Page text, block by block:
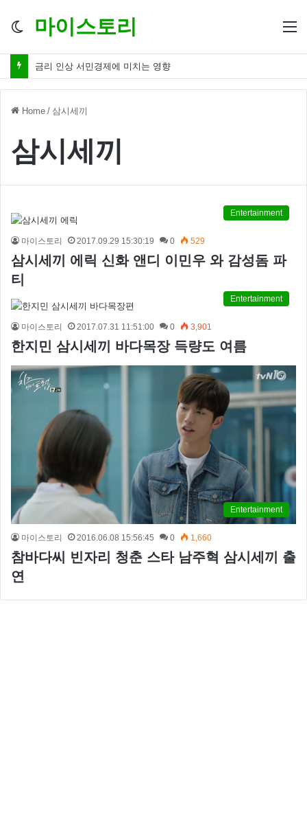
Switch
마이스토리
금리 인상 서민경제에 미치는 영향
Home / 삼시세끼
삼시세끼
Entertainment
마이스토리 2017.09.29 15:30:19 0 529
삼시세끼 에릭 신화 앤디 이민우 와 감성돔 파
티
Entertainment
마이스토리 2017.07.31 11:51:00 0 3,901
한지민 삼시세끼 바다목장 득량도 여름
Entertainment
마이스토리 2016.06.08 15:56:45 0 1,660
참바다씨 빈자리 청춘 스타 남주혁 삼시세끼 출
연